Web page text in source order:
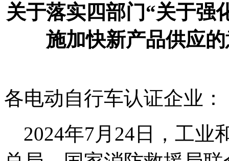
关于落实四部门“关于强
施加快新产品供应
各电动自行车认证企业：
2024年7月 24 日，工业